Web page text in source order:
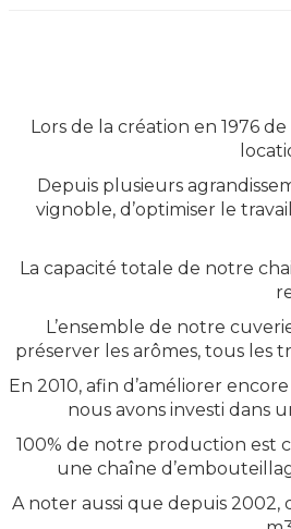
Lors de la création en 1976
Depuis plusieurs
vignoble, d’optimiser le
La capacité totale de notre
L’ensemble de notre
préserver les arômes, tous les
En 2010, afin d’améliorer
nous avons investi dans
100% de notre production est
une chaîne
A noter aussi que depuis 2002,